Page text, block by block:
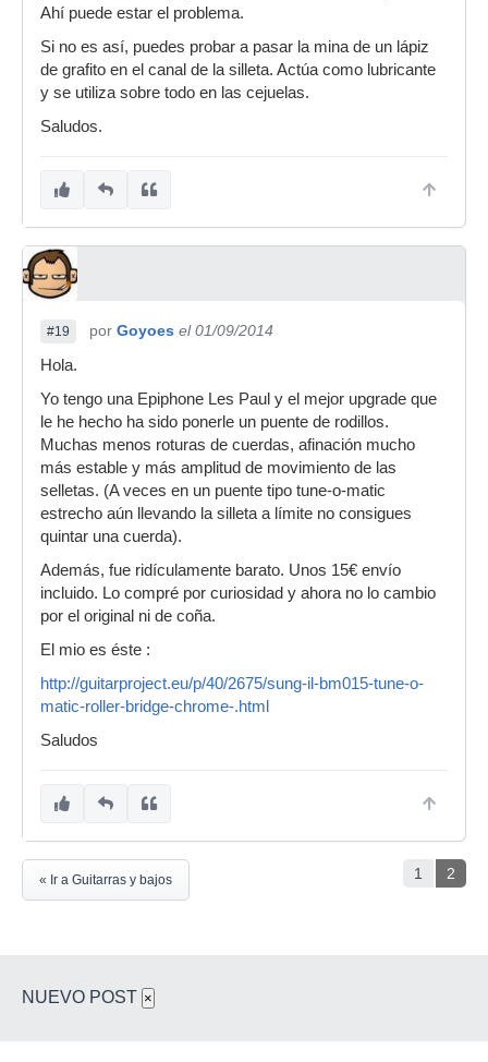
Ahí puede estar el problema.
Si no es así, puedes probar a pasar la mina de un lápiz
de grafito en el canal de la silleta. Actúa como lubricante
y se utiliza sobre todo en las cejuelas.
Saludos.
#19 por Goyoes el 01/09/2014
Hola.
Yo tengo una Epiphone Les Paul y el mejor upgrade que
le he hecho ha sido ponerle un puente de rodillos.
Muchas menos roturas de cuerdas, afinación mucho
más estable y más amplitud de movimiento de las
selletas. (A veces en un puente tipo tune-o-matic
estrecho aún llevando la silleta a límite no consigues
quintar una cuerda).
Además, fue ridículamente barato. Unos 15€ envío
incluido. Lo compré por curiosidad y ahora no lo cambio
por el original ni de coña.
El mio es éste :
http://guitarproject.eu/p/40/2675/sung-il-bm015-tune-o-
matic-roller-bridge-chrome-.html
Saludos
1 2
« Ir a Guitarras y bajos
NUEVO POST ×